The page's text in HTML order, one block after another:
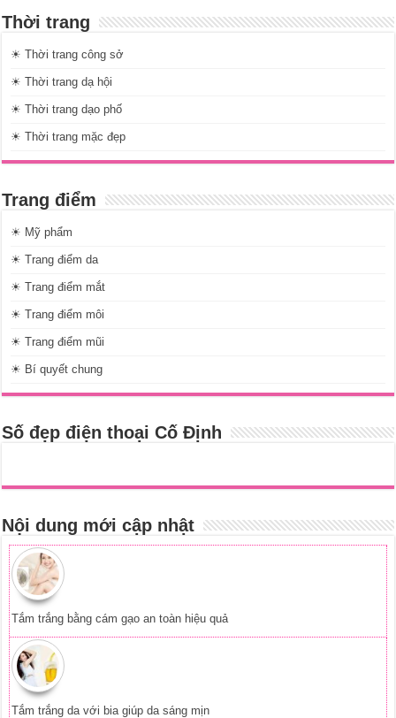
Thời trang
☀ Thời trang công sở
☀ Thời trang dạ hội
☀ Thời trang dạo phố
☀ Thời trang mặc đẹp
Trang điểm
☀ Mỹ phẩm
☀ Trang điểm da
☀ Trang điểm mắt
☀ Trang điểm môi
☀ Trang điểm mũi
☀ Bí quyết chung
Số đẹp điện thoại Cố Định
Nội dung mới cập nhật
Tắm trắng bằng cám gạo an toàn hiệu quả
Tắm trắng da với bia giúp da sáng mịn